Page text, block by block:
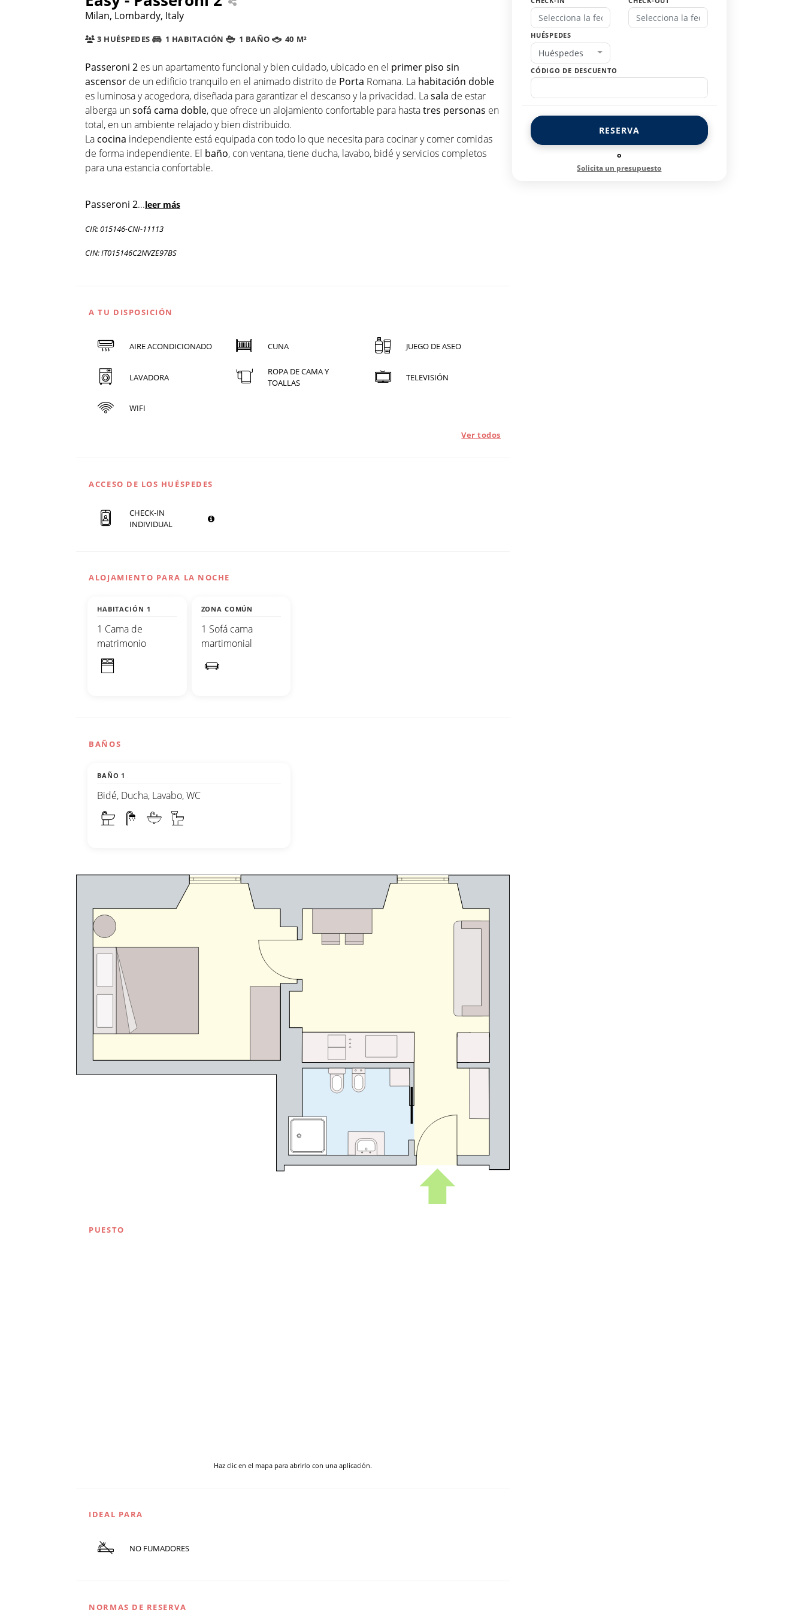
Milan, Lombardy, Italy
3 HUÉSPEDES 1 HABITACIÓN 1 BAÑO 40 M²
Passeroni 2 es un apartamento funcional y bien cuidado, ubicado en el primer piso sin
ascensor de un edificio tranquilo en el animado distrito de Porta Romana. La habitación doble
es luminosa y acogedora, diseñada para garantizar el descanso y la privacidad. Lasala de estar
alberga unsofá cama doble, que ofrece un alojamiento confortable para hastatres personas en
total, en un ambiente relajado y bien distribuido.
La cocina independiente está equipada con todo lo que necesita para cocinar y comer comidas
de forma independiente. El baño, con ventana, tiene ducha, lavabo, bidé y servicios completos
para una estancia confortable.
Passeroni 2...leer más
CIR: 015146-CNI-11113
CIN: IT015146C2NVZE97BS
A TU DISPOSICIÓN
AIRE ACONDICIONADO CUNA JUEGO DE ASEO
LAVADORA
ROPA DE CAMA Y
TOALLAS
TELEVISIÓN
WIFI
Ver todos
ACCESO DE LOS HUÉSPEDES
CHECK-IN
INDIVIDUAL
ALOJAMIENTO PARA LA NOCHE
HABITACIÓN 1
1 Cama de
matrimonio
ZONA COMÚN
1 Sofá cama
martimonial
BAÑOS
BAÑO 1
Bidé, Ducha, Lavabo, WC
PUESTO
Haz clic en el mapa para abrirlo con una aplicación.
IDEAL PARA
NO FUMADORES
NORMAS DE RESERVA
HUÉSPEDES
Huéspedes
CÓDIGO DE DESCUENTO
RESERVA
o
Solicita un presupuesto